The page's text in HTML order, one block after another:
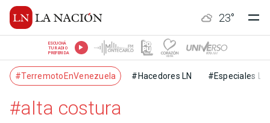
23°
ESCUCHÁ
TU RADIO
PREFERIDA
#TerremotoEnVenezuela #Hacedores LN #Especiales LN
#alta costura